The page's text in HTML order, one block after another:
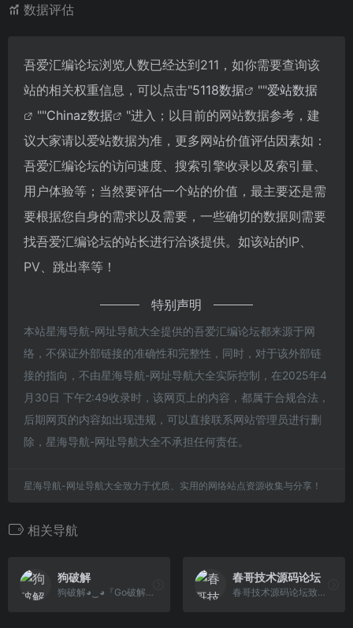
数据评估
吾爱汇编论坛浏览人数已经达到211，如你需要查询该
站的相关权重信息，可以点击"5118数据 ""爱站数据
""Chinaz数据
"进入；以目前的网站数据参考，建
议大家请以爱站数据为准，更多网站价值评估因素如：
吾爱汇编论坛的访问速度、搜索引擎收录以及索引量、
用户体验等；当然要评估一个站的价值，最主要还是需
要根据您自身的需求以及需要，一些确切的数据则需要
找吾爱汇编论坛的站长进行洽谈提供。如该站的IP、
PV、跳出率等！
特别声明
本站星海导航-网址导航大全提供的吾爱汇编论坛都来源于网
络，不保证外部链接的准确性和完整性，同时，对于该外部链
接的指向，不由星海导航-网址导航大全实际控制，在2025年4
月30日 下午2:49收录时，该网页上的内容，都属于合规合法，
后期网页的内容如出现违规，可以直接联系网站管理员进行删
除，星海导航-网址导航大全不承担任何责任。
星海导航-网址导航大全致力于优质、实用的网络站点资源收集与分享！
相关导航
狗破解
狗破解◕‿◕『Go破解』GoPoJie.COM是一个软件分享、游戏分享、源码分享，素材分享,技术教程学习分享经验的一个网站!
春哥技术源码论坛
春哥技术源码论坛致力于分享各种商业源码、小程序源码系统、企业网站源码、技术解决方案、由春哥团队运营，愿景降低中小站长建站成本，我们保证每一个源码都是精品。